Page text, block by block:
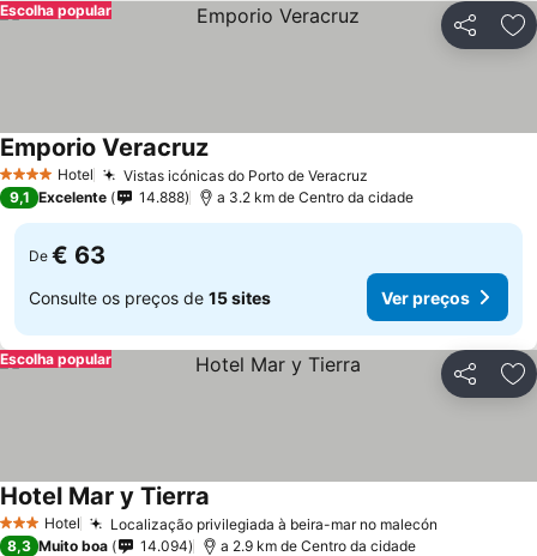
Partilhar
Escolha popular
4 EstrelasHotel Vistas icónicas do Porto de Veracruz
Emporio VeracruzVer preços
9,1 Excelente 14.888 a 3.2 km de Centro da cidade
De € 63
Consulte os preços de 15 sites Ver preços
Partilhar
Escolha popular
3 EstrelasHotel Localização privilegiada à beira-mar no malecón
Hotel Mar y Tierra
8,3 Muito boa 14.094 a 2.9 km de Centro da cidade